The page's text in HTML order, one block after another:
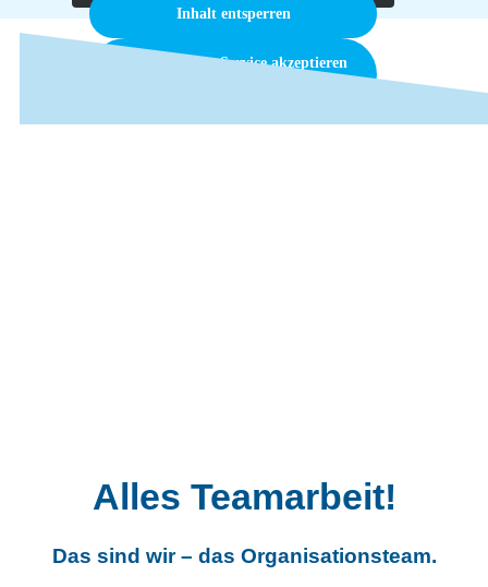
Inhalt entsperren
Erforderlichen Service akzeptieren
Alles Teamarbeit!
Das sind wir – das Organisationsteam.